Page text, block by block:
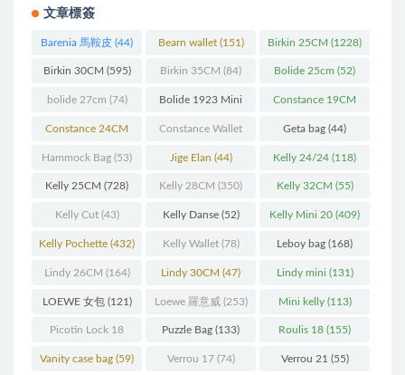
文章標簽
Barenia 馬鞍皮 (44) Bearn wallet(151) Birkin 25CM (1228)
Birkin 30CM (595) Birkin 35CM (84) Bolide 25cm (52)
bolide 27cm (74) Bolide 1923 Mini
(93)
Constance 19CM
(571)
Constance 24CM
(216)
Constance Wallet
(60)
Geta bag (44)
Hammock Bag (53) Jige Elan (44) Kelly 24/24 (118)
Kelly 25CM (728) Kelly 28CM (350) Kelly 32CM (55)
Kelly Cut(43) Kelly Danse(52) Kelly Mini 20 (409)
Kelly Pochette (432) Kelly Wallet(78) Leboy bag (168)
Lindy 26CM (164) Lindy 30CM (47) Lindy mini (131)
LOEWE 女包(121) Loewe 羅意威(253) Mini kelly(113)
Picotin Lock 18
(202)
Puzzle Bag (133) Roulis 18 (155)
Vanity case bag (59) Verrou 17(74) Verrou 21 (55)